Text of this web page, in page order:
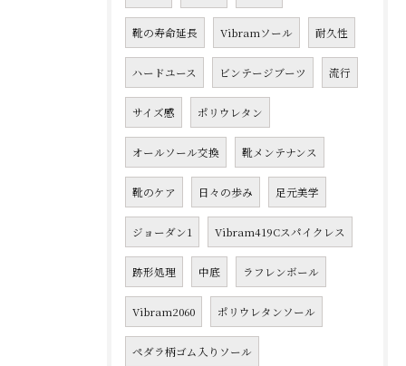
靴の寿命延長 Vibramソール 耐久性
ハードユース ビンテージブーツ 流行
サイズ感 ポリウレタン
オールソール交換 靴メンテナンス
靴のケア 日々の歩み 足元美学
ジョーダン1 Vibram419Cスパイクレス
跡形処理 中底 ラフレンボール
Vibram2060 ポリウレタンソール
ペダラ柄ゴム入りソール